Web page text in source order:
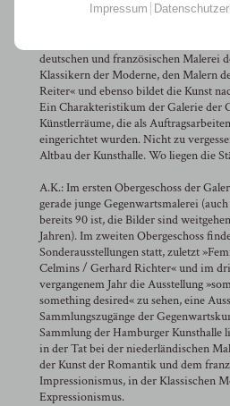
Impressum
J.Krb.: Die Sammlung der
aus acht Jahrhunderten.
deutschen und französischen Malerei
Klassikern der Moderne, den Malern
Reiter« und ebenso bildet die Kunst
Ein Charakteristikum der Galerie der
Künstlerräume, die als
eingerichtet wurden. Nicht zu
Altbau der Kunsthalle. Wo liegen die
A.K.: Im ersten Obergeschoss der
gerade junge Gegenwartsmalerei
bereits 90 ist, die Bilder sind
Jahren). Im zweiten Obergeschoss
Sonderausstellungen statt, zuletzt
Celmins / Gerhard Richter« und im
vergangenem Jahr die Ausstellung
something desired« zu sehen, eine
Sammlungszugänge der
Sammlung der Hamburger Kunsthalle
in der Tat bei der niederländischen
der Kunst der Romantik und dem
Impressionismus, in der Klassischen
Expressionismus.